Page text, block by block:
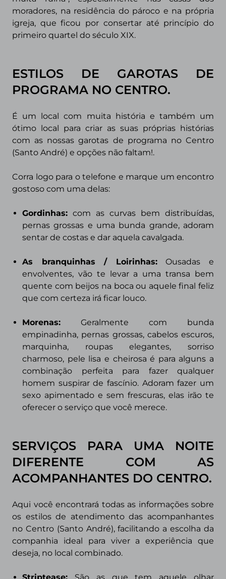
moradores, na residência do pároco e na própria
igreja, que ficou por consertar até princípio do
primeiro quartel do século XIX.
ESTILOS DE GAROTAS DE
PROGRAMA NO CENTRO.
É um local com muita história e também um
ótimo local para criar as suas próprias histórias
com as nossas garotas de programa no Centro
(Santo André) e opções não faltam!.
Corra logo para o telefone e marque um encontro
gostoso com uma delas:
Gordinhas: com as curvas bem distribuídas,
pernas grossas e uma bunda grande, adoram
sentar de costas e dar aquela cavalgada.
As branquinhas / Loirinhas:Ousadas e
envolventes, vão te levar a uma transa bem
quente com beijos na boca ou aquele final feliz
que com certeza irá ficar louco.
Morenas: Geralmente com bunda
empinadinha, pernas grossas, cabelos escuros,
marquinha, roupas elegantes, sorriso
charmoso, pele lisa e cheirosa é para alguns a
combinação perfeita para fazer qualquer
homem suspirar de fascínio. Adoram fazer um
sexo apimentado e sem frescuras, elas irão te
oferecer o serviço que você merece.
SERVIÇOS PARA UMA NOITE
DIFERENTE COM AS
ACOMPANHANTES DO CENTRO.
Aqui você encontrará todas as informações sobre
os estilos de atendimento das acompanhantes
no Centro (Santo André), facilitando a escolha da
companhia ideal para viver a experiência que
deseja, no local combinado.